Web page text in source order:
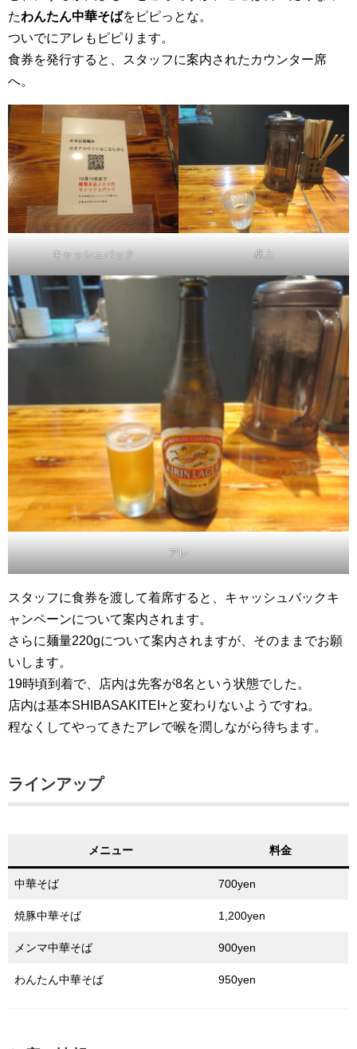
たわんたん中華そばをピピっとな。
ついでにアレもピピります。
食券を発行すると、スタッフに案内されたカウンター席
へ。
キャッシュバック 卓上
アレ
スタッフに食券を渡して着席すると、キャッシュバックキ
ャンペーンについて案内されます。
さらに麺量220gについて案内されますが、そのままでお願
いします。
19時頃到着で、店内は先客が8名という状態でした。
店内は基本SHIBASAKITEI+と変わりないようですね。
程なくしてやってきたアレで喉を潤しながら待ちます。
ラインアップ
メニュー 料金
中華そば 700yen
焼豚中華そば 1,200yen
メンマ中華そば 900yen
わんたん中華そば 950yen